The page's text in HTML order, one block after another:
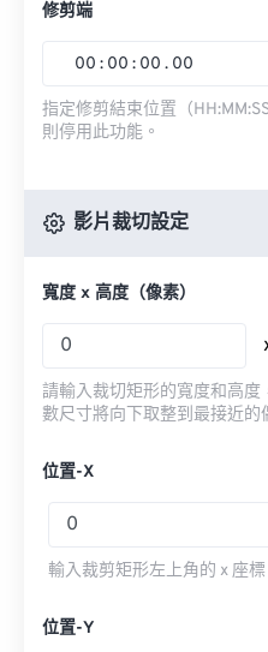
修剪端
00 : 00 : 00 . 00
指定修剪結束位置（
則停用此功能。
影片裁切設定
寬度 x 高度（像素）
請輸入裁切矩形的寬度和高
數尺寸將向下取整到最接近的
位置-X
輸入裁剪矩形左上角的 x 座標
位置-Y